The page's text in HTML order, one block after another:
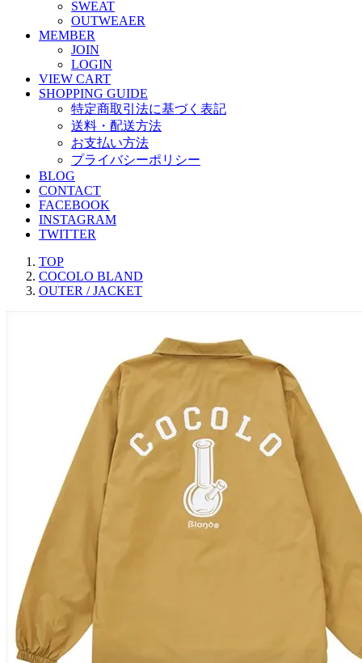
SWEAT
OUTWEAER
MEMBER
JOIN
LOGIN
VIEW CART
SHOPPING GUIDE
特定商取引法に基づく表記
送料・配送方法
お支払い方法
プライバシーポリシー
BLOG
CONTACT
FACEBOOK
INSTAGRAM
TWITTER
TOP
COCOLO BLAND
OUTER / JACKET